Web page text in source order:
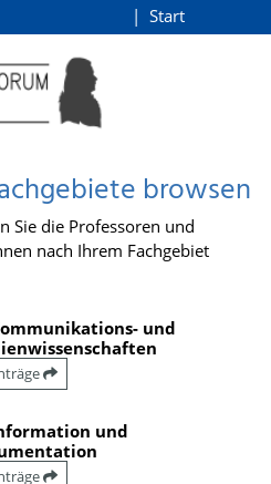
Start
browsen
Sie die Professoren und
nach Ihrem Fachgebiet
und
und